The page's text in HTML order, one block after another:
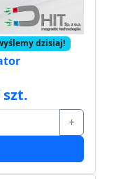
dzisiaj!
szt.
+